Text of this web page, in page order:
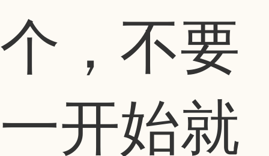
个，不要
一开始就